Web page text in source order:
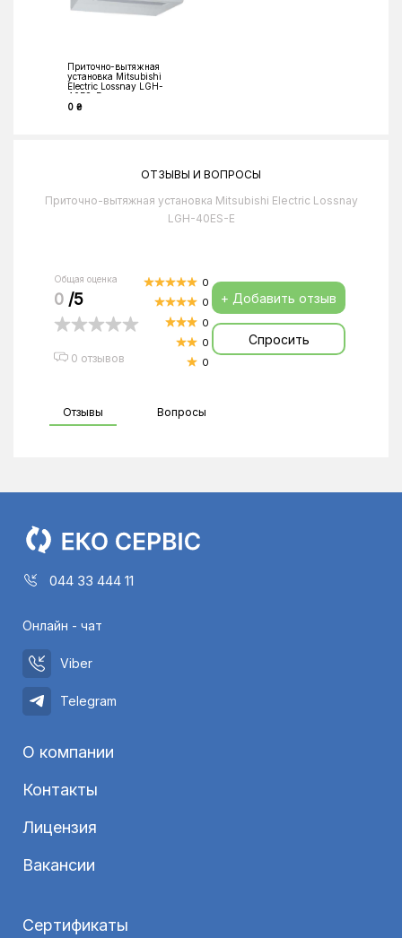
Приточно-вытяжная
установка Mitsubishi
Electric Lossnay LGH-
40ES-E
0 ₴
ОТЗЫВЫ И ВОПРОСЫ
Приточно-вытяжная установка Mitsubishi Electric Lossnay
LGH-40ES-E
Общая оценка
0 /5
0 отзывов
0
0
0
0
0
+ Добавить отзыв
Спросить
Отзывы Вопросы
044 33 444 11
Онлайн - чат
Viber
Telegram
О компании
Контакты
Лицензия
Вакансии
Сертификаты